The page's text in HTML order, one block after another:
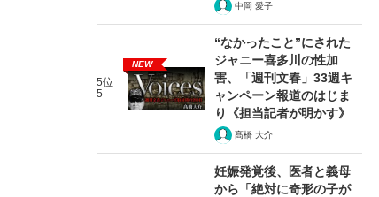
中岡 愛子
5位
5
NEW
“なかったこと”にされた
ジャニー喜多川の性加
害、「週刊文春」33週キ
ャンペーン報道のはじま
り《担当記者が明かす》
髙橋 大介
妊娠発覚後、医者と義母
から「絶対に奇形の子が